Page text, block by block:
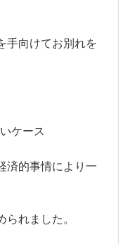
手向けてお別れを
ケース
済的事情により一
れました。